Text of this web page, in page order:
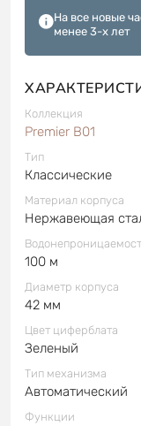
На все новые
менее 3-х лет
Коллекция
Premier B01
Тип
Классические
Материал корпуса
Нержавеющая
100 м
Диаметр корпуса
42 мм
Цвет циферблата
Зеленый
Тип механизма
Автоматический
Функции